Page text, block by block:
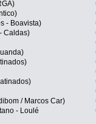
- Boavista)
Caldas)
/ Marcos Car)
- Loulé